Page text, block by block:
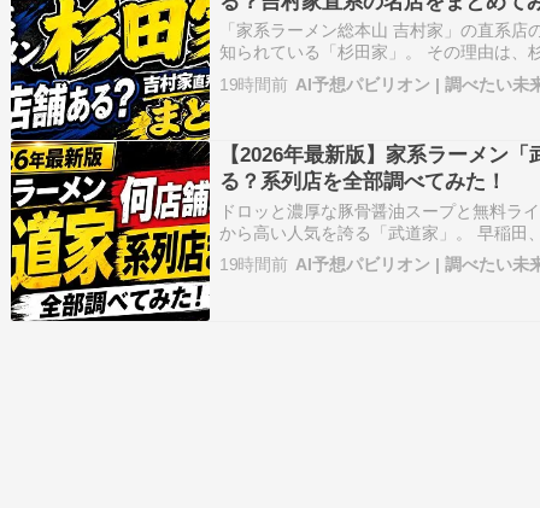
「家系ラーメン総本山 吉村家」の直系
知られている「杉田家」。 その理由は、
店」だからです。 横浜・新杉田の本店
もしれませんが、現在は千葉県にも店舗
19時間前 AI予想パビリオン | 調べたい未
【2026年最新版】家系ラーメン
る？系列店を全部調べてみた！
ドロッと濃厚な豚骨醤油スープと無料ラ
から高い人気を誇る「武道家」。 早稲田
で名前を見かけますが、調べてみると千
があります。 「武道家って全部で何店舗
19時間前 AI予想パビリオン | 調べたい未